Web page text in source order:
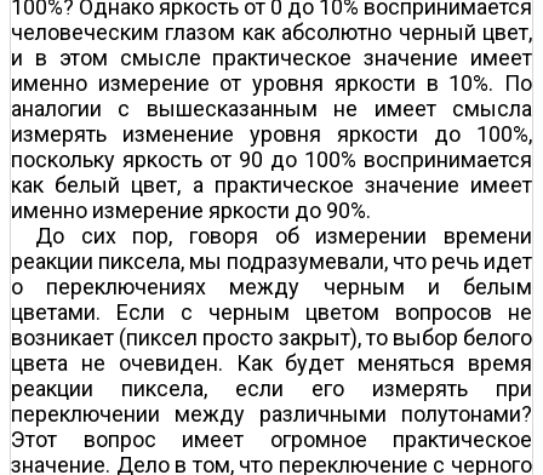
100%? Однако яркость от 0 до 10% воспринимается
человеческим глазом как абсолютно черный цвет,
и в этом смысле практическое значение имеет
именно измерение от уровня яркости в 10%. По
аналогии с вышесказанным не имеет смысла
измерять изменение уровня яркости до 100%,
поскольку яркость от 90 до 100% воспринимается
как белый цвет, а практическое значение имеет
именно измерение яркости до 90%.
До сих пор, говоря об измерении времени
реакции пиксела, мы подразумевали, что речь идет
о переключениях между черным и белым
цветами. Если с черным цветом вопросов не
возникает (пиксел просто закрыт), то выбор белого
цвета не очевиден. Как будет меняться время
реакции пиксела, если его измерять при
переключении между различными полутонами?
Этот вопрос имеет огромное практическое
значение. Дело в том, что переключение с черного